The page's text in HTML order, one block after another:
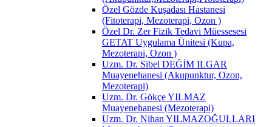
Özel Gözde Kuşadası Hastanesi
(Fitoterapi, Mezoterapi, Ozon )
Özel Dr. Zer Fizik Tedavi Müessesesi
GETAT Uygulama Ünitesi (Kupa,
Mezoterapi, Ozon )
Uzm. Dr. Sibel DEĞİM ILGAR
Muayenehanesi (Akupunktur, Ozon,
Mezoterapi)
Uzm. Dr. Gökçe YILMAZ
Muayenehanesi (Mezoterapi)
Uzm. Dr. Nihan YILMAZOĞULLARI